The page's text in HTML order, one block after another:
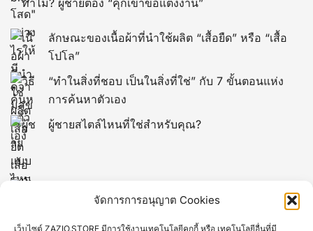
จัดการการอนุญาต Cookies
เว็บไซต์ ZAZIO.STORE มีการใช้งานเทคโนโลยีคุกกี้ หรือ เทคโนโลยีอื่นที่มี
ลักษณะของเนื้อผ้าที่นำใช้ผลิต “เสื้อยืด” หรือ “เสื้อ
โปโล”
“ทำในสิ่งที่ชอบ เป็นในสิ่งที่ใช่” กับ 7 ขั้นตอนแห่ง
การค้นหาตัวเอง
ผู้ชายสไตล์ไหนที่ใช่สำหรับคุณ?